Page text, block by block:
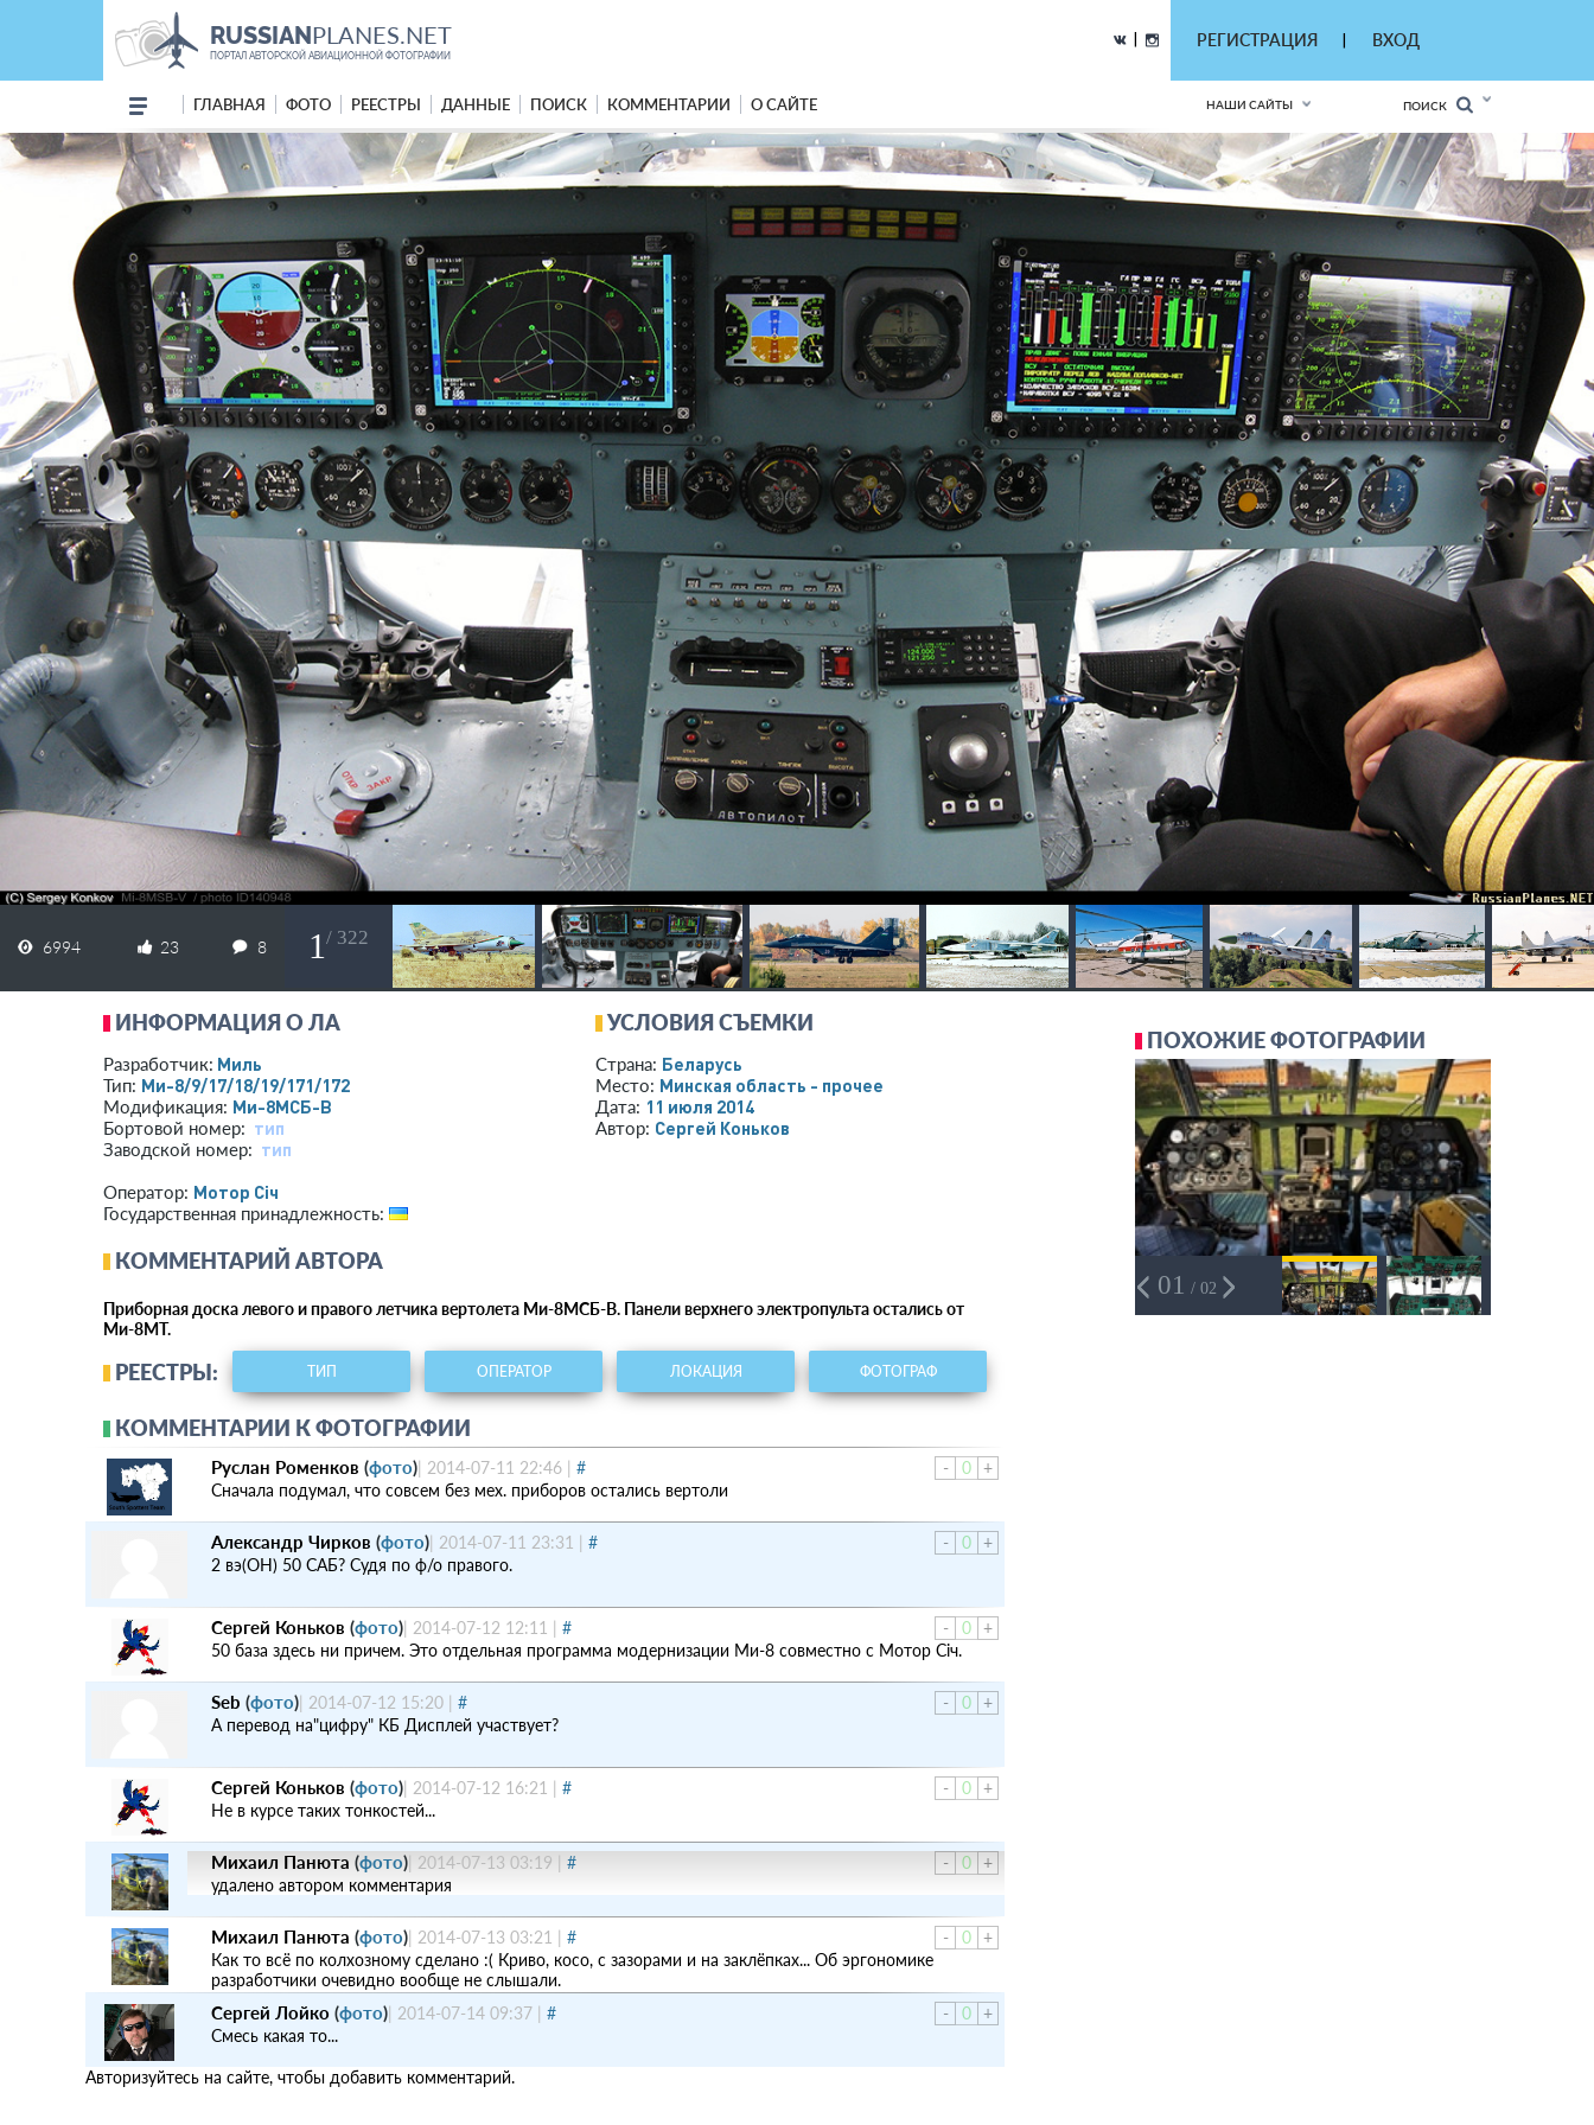
RUSSIANPLANES.NET
ПОРТАЛ АВТОРСКОЙ АВИАЦИОННОЙ ФОТОГРАФИИ
РЕГИСТРАЦИЯ ВХОД
ГЛАВНАЯ ФОТО РЕЕСТРЫ ДАННЫЕ ПОИСК КОММЕНТАРИИ О САЙТЕ НАШИ САЙТЫ ПОИСК
6994 23 8 1 / 322
ИНФОРМАЦИЯ О ЛА
Разработчик: Миль
Тип: Ми-8/9/17/18/19/171/172
Модификация: Ми-8МСБ-В
Бортовой номер: тип
Заводской номер: тип
Оператор: Мотор Сiч
Государственная принадлежность:
УСЛОВИЯ СЪЕМКИ
Страна: Беларусь
Место: Минская область - прочее
Дата: 11 июля 2014
Автор: Сергей Коньков
КОММЕНТАРИЙ АВТОРА
Приборная доска левого и правого летчика вертолета Ми-8МСБ-В. Панели верхнего электропульта остались от
Ми-8МТ.
РЕЕСТРЫ: ТИП ОПЕРАТОР ЛОКАЦИЯ ФОТОГРАФ
КОММЕНТАРИИ К ФОТОГРАФИИ
- 0 +
Руслан Роменков (фото)| 2014-07-11 22:46 | #
Сначала подумал, что совсем без мех. приборов остались вертоли
- 0 +
Александр Чирков (фото)| 2014-07-11 23:31 | #
2 вэ(ОН) 50 САБ? Судя по ф/о правого.
- 0 +
Сергей Коньков (фото)| 2014-07-12 12:11 | #
50 база здесь ни причем. Это отдельная программа модернизации Ми-8 совместно с Мотор Сiч.
- 0 +
Seb (фото)| 2014-07-12 15:20 | #
А перевод на"цифру" КБ Дисплей участвует?
- 0 +
Сергей Коньков (фото)| 2014-07-12 16:21 | #
Не в курсе таких тонкостей...
- 0 +
Михаил Панюта (фото) 2014-07-13 03:19
#
удалено автором комментария
- 0 +
Михаил Панюта (фото)| 2014-07-13 03:21 | #
Как то всё по колхозному сделано :( Криво, косо, с зазорами и на заклёпках... Об эргономике
разработчики очевидно вообще не слышали.
-
0 +
Сергей Лойко (фото)| 2014-07-14 09:37 | #
Смесь какая то...
Авторизуйтесь на сайте, чтобы добавить комментарий.
ПОХОЖИЕ ФОТОГРАФИИ
01 / 02